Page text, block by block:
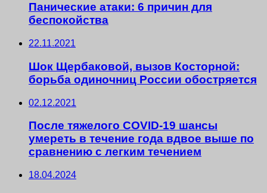
Панические атаки: 6 причин для
беспокойства
22.11.2021
Шок Щербаковой, вызов Косторной:
борьба одиночниц России обостряется
02.12.2021
После тяжелого COVID-19 шансы
умереть в течение года вдвое выше по
сравнению с легким течением
18.04.2024